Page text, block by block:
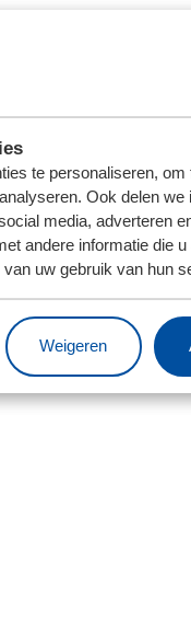
te personaliseren,
Ook delen we
media, adverteren
andere informatie die u
uw gebruik van hun
Weigeren